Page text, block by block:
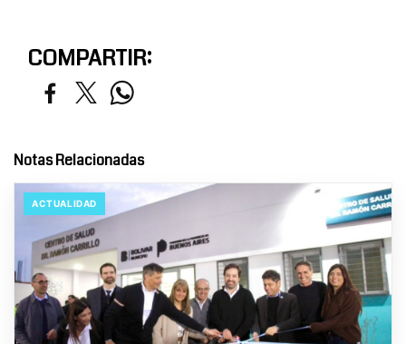
COMPARTIR:
Notas Relacionadas
ACTUALIDAD